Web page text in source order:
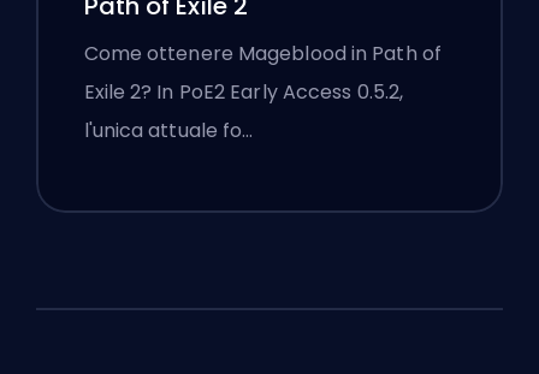
Come ottenere Mageblood in Path of
Exile 2? In PoE2 Early Access 0.5.2,
l'unica attuale fo…